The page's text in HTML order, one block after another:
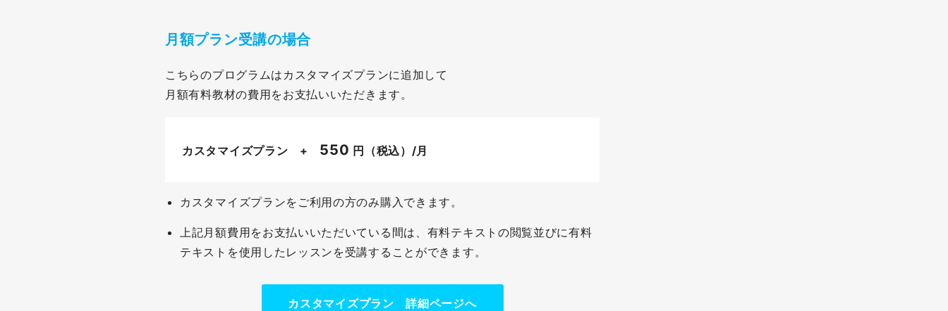
月額プラン受講の場合
こちらのプログラムはカスタマイズプランに追加して
月額有料教材の費用をお支払いいただきます。
カスタマイズプラン + 550 円（税込）/月
カスタマイズプランをご利用の方のみ購入できます。
上記月額費用をお支払いいただいている間は、有料テキストの閲覧並びに有料
テキストを使用したレッスンを受講することができます。
カスタマイズプラン 詳細ページへ